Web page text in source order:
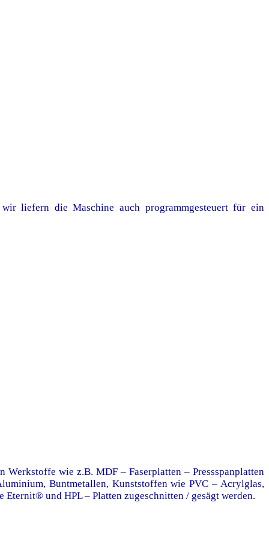
liefern die Maschine auch programmgesteuert für ein
wie z.B. MDF – Faserplatten – Pressspanplatten
Buntmetallen, Kunststoffen wie PVC – Acrylglas,
und HPL – Platten zugeschnitten / gesägt werden.